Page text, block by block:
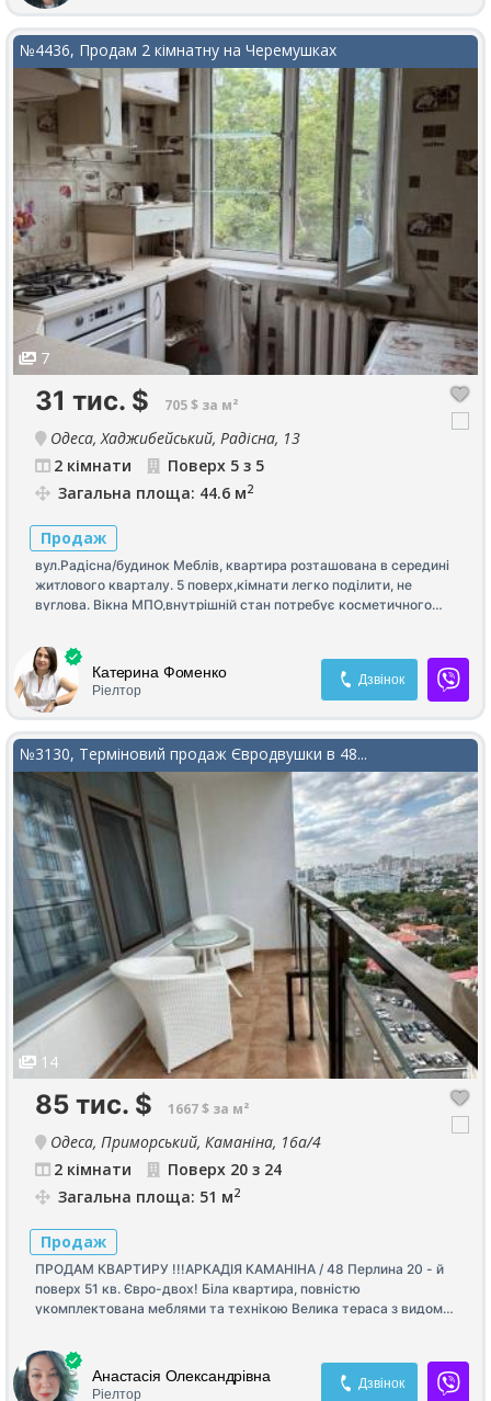
№4436, Продам 2 кімнатну на Черемушках
7
31 тис. $ 705 $ за м²
Одеса, Хаджибейський, Радісна, 13
2 кімнати
Поверх 5 з 5
Загальна площа: 44.6 м2
Продаж
вул.Радісна/будинок Меблів, квартира розташована в середині
житлового кварталу. 5 поверх,кімнати легко поділити, не
вуглова. Вікна МПО,внутрішній стан потребує косметичного
базар,супермаркети,школи,дитячий садок.Гарна транспортна
розв,язка.Катерина Фоменко
Ріелтор
Дзвінок
№3130, Терміновий продаж Євродвушки в 48...
14
85 тис. $ 1667 $ за м²
Одеса, Приморський, Каманіна, 16а/4
2 кімнати
Поверх 20 з 24
Загальна площа: 51 м2
Продаж
ПРОДАМ КВАРТИРУ !!!АРКАДІЯ КАМАНІНА / 48 Перлина 20 - й
поверх 51 кв. Євро-двох! Біла квартира, повністю
укомплектована меблями та технікою Велика тераса з видом
$ Паркінг Генератор.
Анастасія Олександрівна
Ріелтор
Дзвінок